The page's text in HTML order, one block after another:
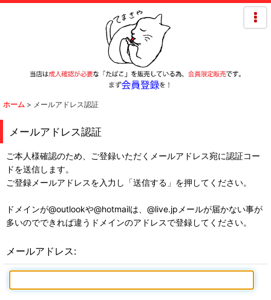
ホーム > メールアドレス認証
メールアドレス認証
ご本人様確認のため、ご登録いただくメールアドレス宛に認証コー
ドを送信します。
ご登録メールアドレスを入力し「送信する」を押してください。
ドメインが@outlookや@hotmailは、@live.jpメールが届かない事が
多いのでできれば違うドメインのアドレスで登録してください。
メールアドレス: